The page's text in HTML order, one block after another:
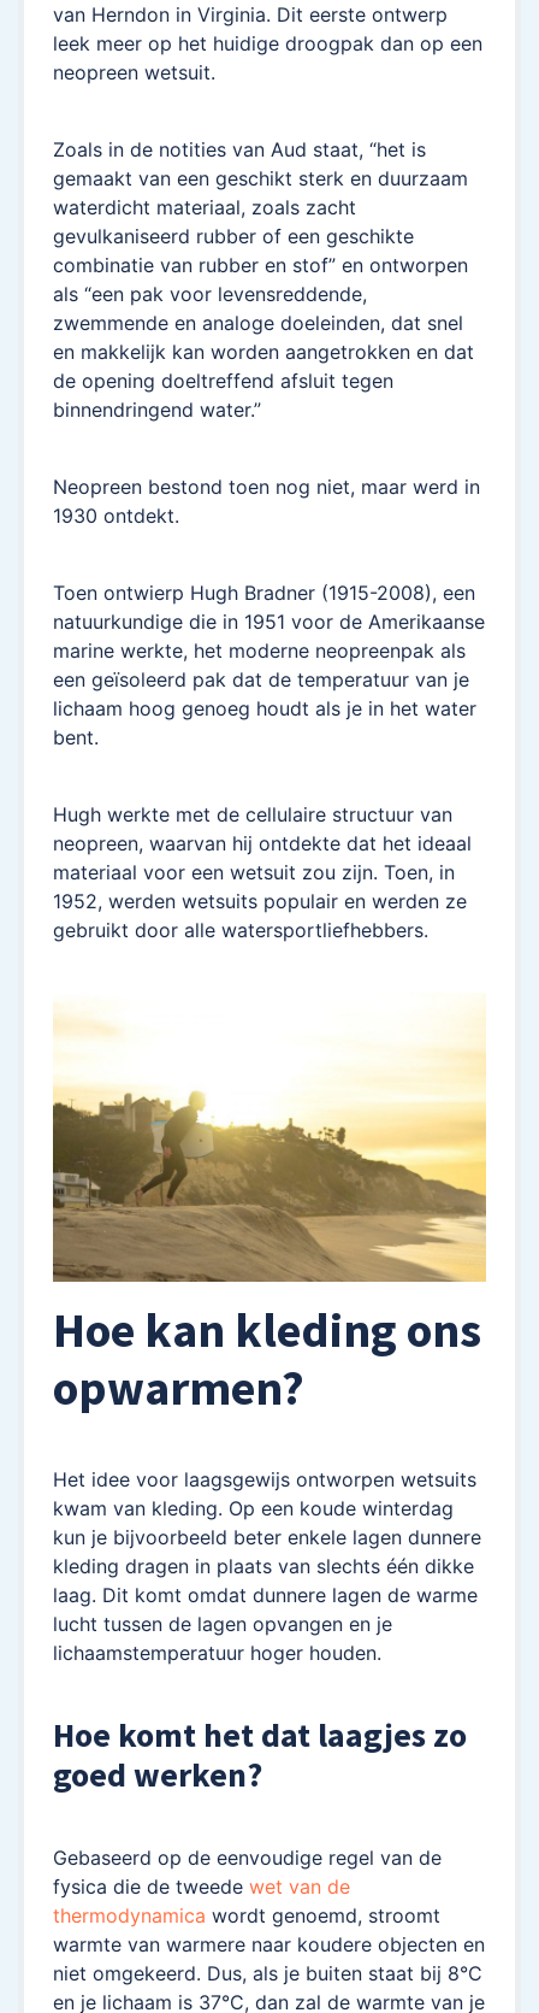
van Herndon in Virginia. Dit eerste ontwerp
leek meer op het huidige droogpak dan op een
neopreen wetsuit.
Zoals in de notities van Aud staat, “het is
gemaakt van een geschikt sterk en duurzaam
waterdicht materiaal, zoals zacht
gevulkaniseerd rubber of een geschikte
combinatie van rubber en stof” en ontworpen
als “een pak voor levensreddende,
zwemmende en analoge doeleinden, dat snel
en makkelijk kan worden aangetrokken en dat
de opening doeltreffend afsluit tegen
binnendringend water.”
Neopreen bestond toen nog niet, maar werd in
1930 ontdekt.
Toen ontwierp Hugh Bradner (1915-2008), een
natuurkundige die in 1951 voor de Amerikaanse
marine werkte, het moderne neopreenpak als
een geïsoleerd pak dat de temperatuur van je
lichaam hoog genoeg houdt als je in het water
bent.
Hugh werkte met de cellulaire structuur van
neopreen, waarvan hij ontdekte dat het ideaal
materiaal voor een wetsuit zou zijn. Toen, in
1952, werden wetsuits populair en werden ze
gebruikt door alle watersportliefhebbers.
Hoe kan kleding ons
opwarmen?
Het idee voor laagsgewijs ontworpen wetsuits
kwam van kleding. Op een koude winterdag
kun je bijvoorbeeld beter enkele lagen dunnere
kleding dragen in plaats van slechts één dikke
laag. Dit komt omdat dunnere lagen de warme
lucht tussen de lagen opvangen en je
lichaamstemperatuur hoger houden.
Hoe komt het dat laagjes zo
goed werken?
Gebaseerd op de eenvoudige regel van de
fysica die de tweede wet van de
thermodynamica wordt genoemd, stroomt
warmte van warmere naar koudere objecten en
niet omgekeerd. Dus, als je buiten staat bij 8°C
en je lichaam is 37°C, dan zal de warmte van je